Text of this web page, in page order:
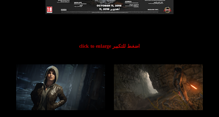
click to enlarge اضغط للتكبير